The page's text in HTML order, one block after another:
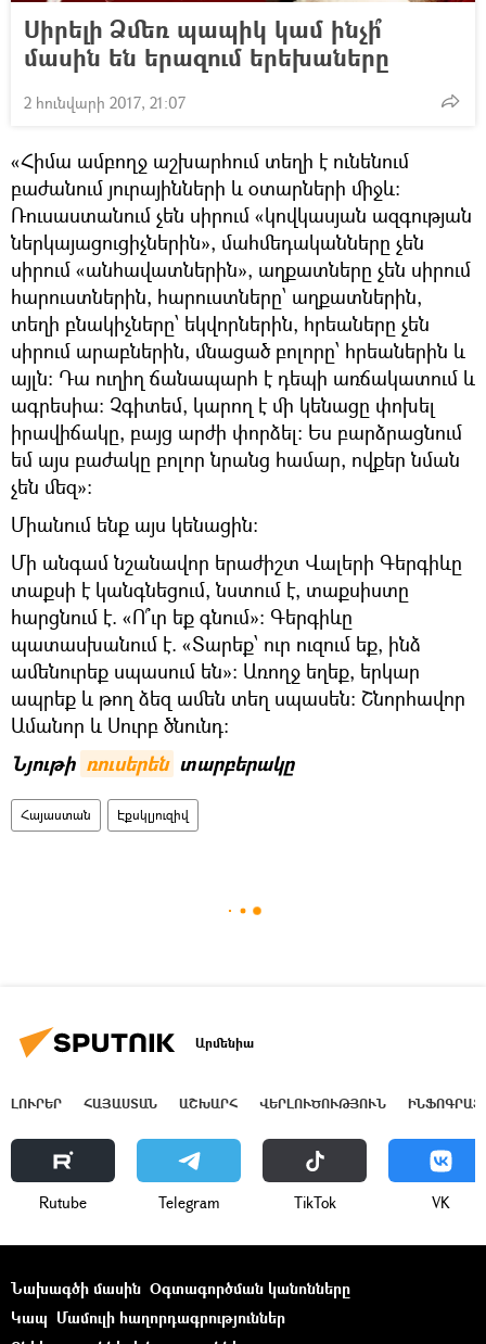
Սիրելի Ձմեռ պապիկ կամ ինչի՞
մասին են երազում երեխաները
2 հունվարի 2017, 21:07
«Հիմա ամբողջ աշխարհում տեղի է ունենում
բաժանում յուրայինների և օտարների միջև:
Ռուսաստանում չեն սիրում «կովկասյան ազգության
ներկայացուցիչներին», մահմեդականները չեն
սիրում «անհավատներին», աղքատները չեն սիրում
հարուստներին, հարուստները՝ աղքատներին,
տեղի բնակիչները՝ եկվորներին, հրեաները չեն
սիրում արաբներին, մնացած բոլորը՝ հրեաներին և
այլն: Դա ուղիղ ճանապարհ է դեպի առճակատում և
ագրեսիա: Չգիտեմ, կարող է մի կենացը փոխել
իրավիճակը, բայց արժի փորձել: Ես բարձրացնում
եմ այս բաժակը բոլոր նրանց համար, ովքեր նման
չեն մեզ»:
Միանում ենք այս կենացին:
Մի անգամ նշանավոր երաժիշտ Վալերի Գերգիևը
տաքսի է կանգնեցում, նստում է, տաքսիստը
հարցնում է. «Ո՞ւր եք գնում»: Գերգիևը
պատասխանում է. «Տարեք՝ ուր ուզում եք, ինձ
ամենուրեք սպասում են»: Առողջ եղեք, երկար
ապրեք և թող ձեզ ամեն տեղ սպասեն: Շնորհավոր
Ամանոր և Սուրբ ծնունդ:
Նյութի ռուսերեն տարբերակը
Հայաստան Էքսկլյուզիվ
Արմենիա
ԼՈՒՐԵՐ ՀԱՅԱՍՏԱՆ ԱՇԽԱՐՀ ՎԵՐԼՈՒԾՈՒԹՅՈՒՆ
Rutube Telegram ТikТоk VK
Նախագծի մասին Օգտագործման կանոնները
Կապ Մամուլի հաղորդագրություններ